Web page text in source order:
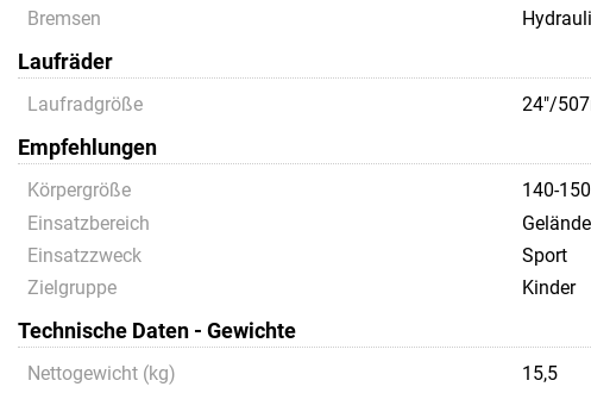
Bremsen
Laufräder
Laufradgröße 24"/
Empfehlungen
Körpergröße
140-
Einsatzbereich
Gelände
Einsatzzweck
Sport
Zielgruppe
Kinder
Technische Daten - Gewichte
Nettogewicht (kg) 15,5